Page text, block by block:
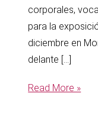
corporales,
para la
diciembre en
delante […]
Stand
Read More »